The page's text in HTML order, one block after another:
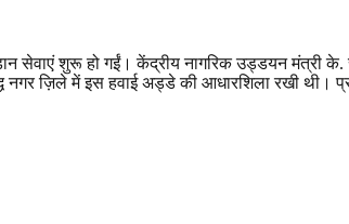
सेवाएं शुरू हो गईं। केंद्रीय नागरिक उड्डयन मंत्री
नगर ज़िले में इस हवाई अड्डे की आधारशिला रखी थी।